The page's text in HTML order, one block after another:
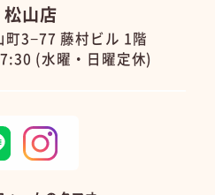
松山店
町3−77 藤村ビル 1階
(水曜・日曜定休)